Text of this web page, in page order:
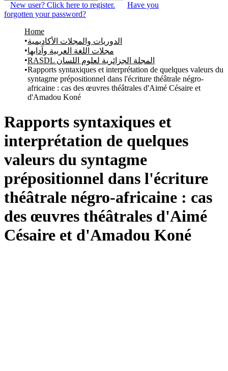
New user? Click here to register.
Have you
forgotten your password?
Home
الدوريات والمجلات الأكاديمية
مجلات اللغة العربية وآدابها
RASDL المجلة الجزائرية لعلوم اللسان
Rapports syntaxiques et interprétation de quelques valeurs du
syntagme prépositionnel dans l'écriture théâtrale négro-
africaine : cas des œuvres théâtrales d'Aimé Césaire et
d'Amadou Koné
Rapports syntaxiques et
interprétation de quelques
valeurs du syntagme
prépositionnel dans l'écriture
théâtrale négro-africaine : cas
des œuvres théâtrales d'Aimé
Césaire et d'Amadou Koné